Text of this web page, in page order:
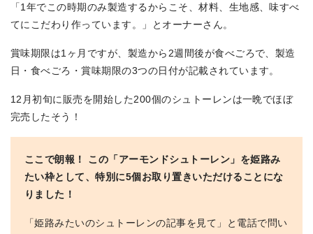
「1年でこの時期のみ製造するからこそ、材料、生地感、味すべ
てにこだわり作っています。」とオーナーさん。
賞味期限は1ヶ月ですが、製造から2週間後が食べごろで、製造
日・食べごろ・賞味期限の3つの日付が記載されています。
12月初旬に販売を開始した200個のシュトーレンは一晩でほぼ
完売したそう！
ここで朗報！ この「アーモンドシュトーレン」を姫路み
たい枠として、特別に5個お取り置きいただけることにな
りました！
「姫路みたいのシュトーレンの記事を見て」と電話で問い